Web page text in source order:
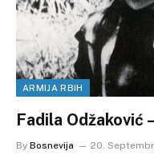
ARMIJA RBIH
Fadila Odžaković
By Bosnevija 20.